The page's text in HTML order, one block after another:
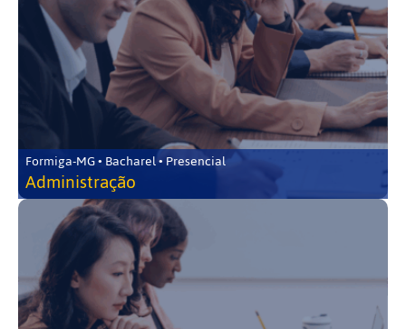
Formiga-MG • Bacharel • Presencial
Administração